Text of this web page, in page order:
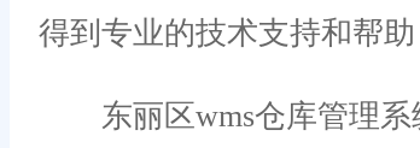
得到专业的技术支持和帮
东丽区wms仓库管理系